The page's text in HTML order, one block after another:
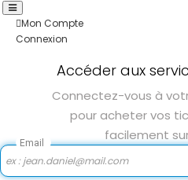
Mon Compte
Connexion
Accéder aux
Connectez-vous à
pour acheter vos
facilement
Email